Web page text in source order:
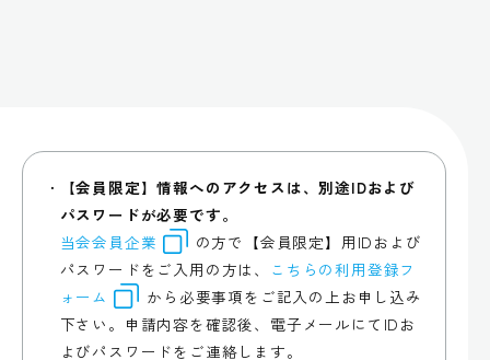
【会員限定】情報へのアクセスは、別途IDおよび
パスワードが必要です。
当会会員企業
の方で【会員限定】用IDおよび
パスワードをご入用の方は、 こちらの利用登録フ
ォーム
から必要事項をご記入の上お申し込み
下さい。申請内容を確認後、電子メールにてIDお
よびパスワードをご連絡します。